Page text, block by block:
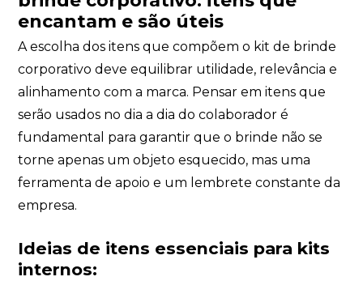
encantam e são úteis
A escolha dos itens que compõem o kit de brinde
corporativo deve equilibrar utilidade, relevância e
alinhamento com a marca. Pensar em itens que
serão usados no dia a dia do colaborador é
fundamental para garantir que o brinde não se
torne apenas um objeto esquecido, mas uma
ferramenta de apoio e um lembrete constante da
empresa.
Ideias de itens essenciais para kits
internos: